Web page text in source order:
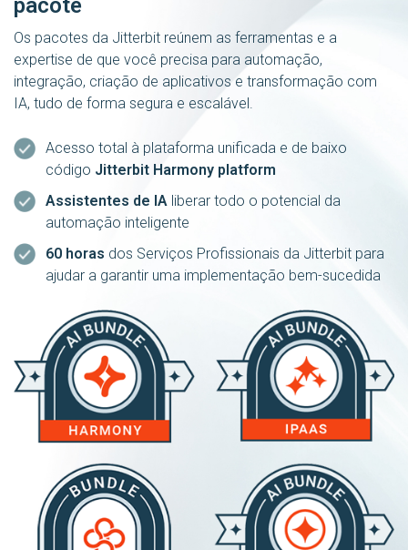
pacote
Os pacotes da Jitterbit reúnem as ferramentas e a
expertise de que você precisa para automação,
integração, criação de aplicativos e transformação com
IA, tudo de forma segura e escalável.
Acesso total à plataforma unificada e de baixo
código Jitterbit Harmony platform
Assistentes de IA liberar todo o potencial da
automação inteligente
60 horas dos Serviços Profissionais da Jitterbit para
ajudar a garantir uma implementação bem-sucedida